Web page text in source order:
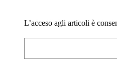
L’acceso agli articoli è